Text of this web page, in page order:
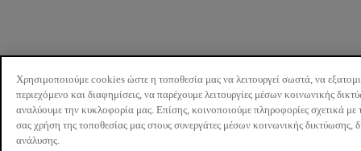
Χρησιμοποιούμε cookies ώστε η τοποθεσία μας να λειτουργεί σωστά, να
περιεχόμενο και διαφημίσεις, να παρέχουμε λειτουργίες μέσων κοινωνικής
αναλύουμε την κυκλοφορία μας. Επίσης, κοινοποιούμε πληροφορίες σχετικά με
σας χρήση της τοποθεσίας μας στους συνεργάτες μέσων κοινωνικής δικτύωσης,
ανάλυσης.